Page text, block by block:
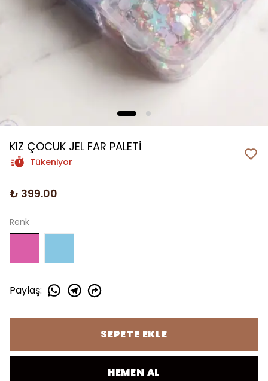
KIZ ÇOCUK JEL FAR PALETİ
Tükeniyor
₺ 399.00
Renk
Paylaş:
SEPETE EKLE
HEMEN AL